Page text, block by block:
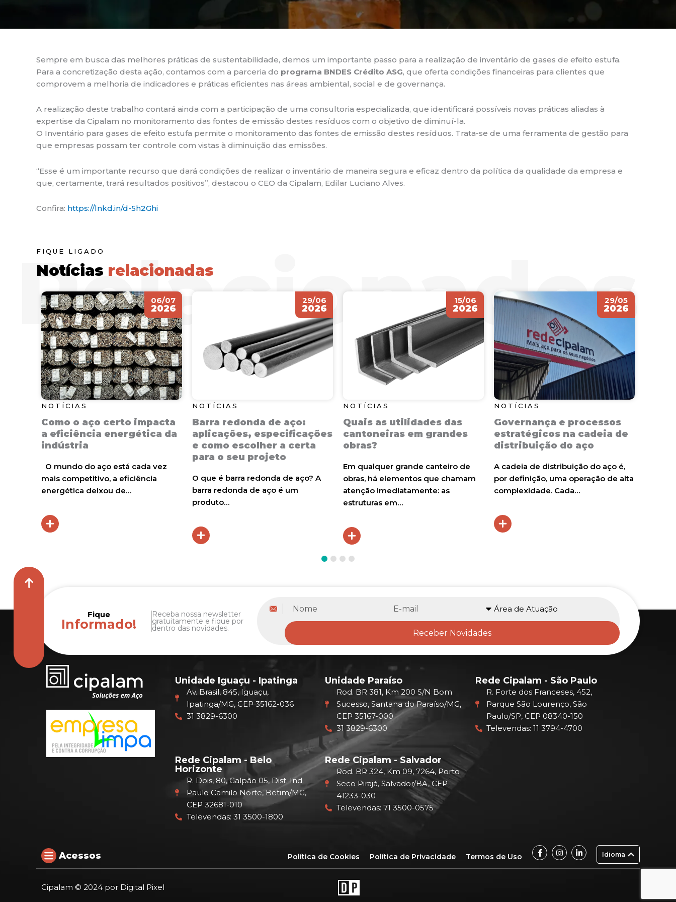
Sempre em busca das melhores práticas de sustentabilidade, demos um importante passo para a realização de inventário de gases de efeito estufa.
Para a concretização desta ação, contamos com a parceria do programa BNDES Crédito ASG, que oferta condições financeiras para clientes que
comprovem a melhoria de indicadores e práticas eficientes nas áreas ambiental, social e de governança.
A realização deste trabalho contará ainda com a participação de uma consultoria especializada, que identificará possíveis novas práticas aliadas à
expertise da Cipalam no monitoramento das fontes de emissão destes resíduos com o objetivo de diminuí-la.
O Inventário para gases de efeito estufa permite o monitoramento das fontes de emissão destes resíduos. Trata-se de uma ferramenta de gestão para
que empresas possam ter controle com vistas à diminuição das emissões.
“Esse é um importante recurso que dará condições de realizar o inventário de maneira segura e eficaz dentro da política da qualidade da empresa e
que, certamente, trará resultados positivos”, destacou o CEO da Cipalam, Edilar Luciano Alves.
Confira: https://lnkd.in/d-5h2Ghi
FIQUE LIGADO
Notícias relacionadas
06/07
2026
NOTÍCIAS
Como o aço certo impacta
a eficiência energética da
indústria
O mundo do aço está cada vez
mais competitivo, a eficiência
energética deixou de…
29/06
2026
NOTÍCIAS
Barra redonda de aço:
aplicações, especificações
e como escolher a certa
para o seu projeto
O que é barra redonda de aço? A
barra redonda de aço é um
produto…
15/06
2026
NOTÍCIAS
Quais as utilidades das
cantoneiras em grandes
obras?
Em qualquer grande canteiro de
obras, há elementos que chamam
atenção imediatamente: as
estruturas em…
29/05
2026
NOTÍCIAS
Governança e processos
estratégicos na cadeia de
distribuição do aço
A cadeia de distribuição do aço é,
por definição, uma operação de alta
complexidade. Cada…
Fique
Informado!
Receba nossa newsletter
gratuitamente e fique por
dentro das novidades.
mail
Atuação
Receber Novidades
Unidade Iguaçu - Ipatinga
Av. Brasil, 845, Iguaçu,
Ipatinga/MG, CEP 35162-036
31 3829-6300
Unidade Paraíso
Rod. BR 381, Km 200 S/N Bom
Sucesso, Santana do Paraíso/MG,
CEP 35167-000
31 3829-6300
Rede Cipalam - São Paulo
R. Forte dos Franceses, 452,
Parque São Lourenço, São
Paulo/SP, CEP 08340-150
Televendas: 11 3794-4700
Rede Cipalam - Belo
Horizonte
R. Dois, 80, Galpão 05, Dist. Ind.
Paulo Camilo Norte, Betim/MG,
CEP 32681-010
Televendas: 31 3500-1800
Rede Cipalam - Salvador
Rod. BR 324, Km 09, 7264, Porto
Seco Pirajá, Salvador/BA, CEP
41233-030
Televendas: 71 3500-0575
Acessos Idioma
F
a
c
e
I
n
s
t
L
i
n
k
Política de Cookies Política de Privacidade Termos de Uso
Cipalam © 2024 por Digital Pixel